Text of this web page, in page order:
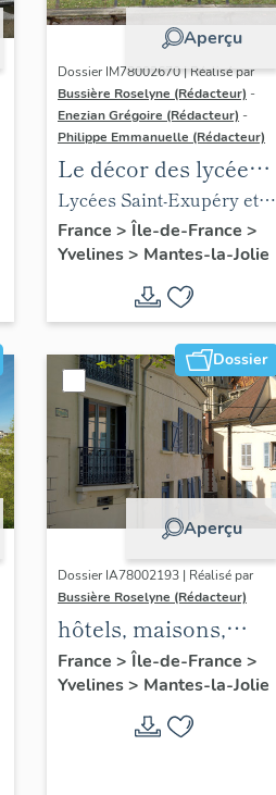
Aperçu
Dossier IM78002670 | Réalisé par
Bussière Roselyne (Rédacteur) -
Enezian Grégoire (Rédacteur) -
Philippe Emmanuelle (Rédacteur)
Le décor des lycées
de Mantes
Lycées Saint-Exupéry et
Jean Rostand
France > Île-de-France >
Yvelines> Mantes-la-Jolie
Dossier
Aperçu
Dossier IA78002193 | Réalisé par
Bussière Roselyne (Rédacteur)
hôtels, maisons,
immeubles
France > Île-de-France >
Yvelines> Mantes-la-Jolie